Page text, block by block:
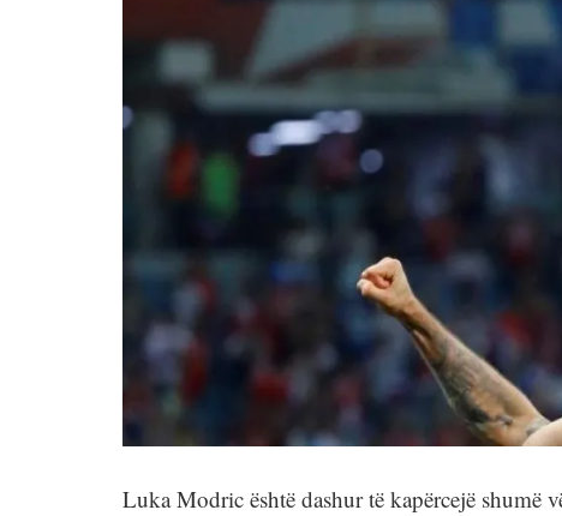
Luka Modric është dashur të kapërcejë shumë